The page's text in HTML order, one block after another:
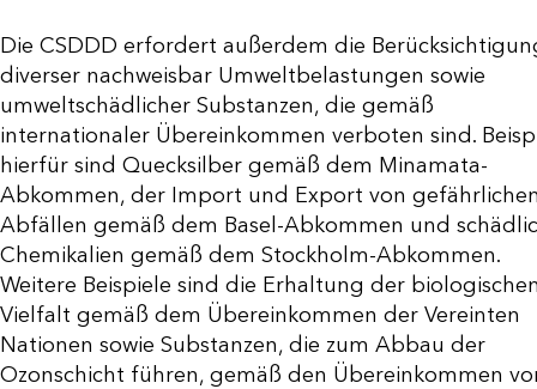
Die CSDDD erfordert außerdem die
diverser nachweisbar Umweltbelastungen sowie
umweltschädlicher Substanzen, die gemäß
internationaler Übereinkommen verboten sind.
hierfür sind Quecksilber gemäß dem Minamata-
Abkommen, der Import und Export von
Abfällen gemäß dem Basel-Abkommen und
Chemikalien gemäß dem Stockholm-Abkommen.
Weitere Beispiele sind die Erhaltung der
Vielfalt gemäß dem Übereinkommen der Vereinten
Nationen sowie Substanzen, die zum Abbau der
Ozonschicht führen, gemäß den Übereinkommen